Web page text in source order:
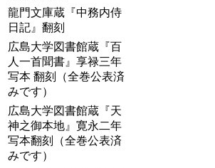
龍門文庫蔵『中務内侍
日記』翻刻
広島大学図書館蔵『百
人一首聞書』享禄三年
写本 翻刻（全巻公表済
みです）
広島大学図書館蔵『天
神之御本地』寛永二年
写本翻刻（全巻公表済
みです）